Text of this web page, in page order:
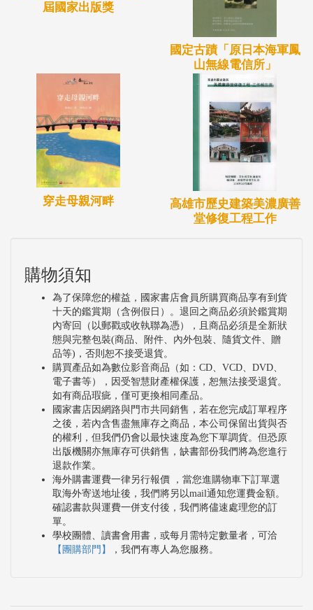
屆國家出版獎
國定古蹟「原日本海軍鳳
山無線電信所」
穿走母親河畔
高雄市歷史建築美濃廣善
堂修復工程工作
購物須知
為了保障您的權益，國家書店會員所購買商品享有到貨
十天的鑑賞期（含例假日）。退回之商品必須於鑑賞期
內寄回（以郵戳或收執聯為憑），且商品必須是全新狀
態與完整包裝(商品、附件、內外包裝、隨貨文件、贈
品等)，否則恕不接受退貨。
購買產品如為數位影音商品（如：CD、VCD、DVD、
電子書等），因受智慧財產權保護，恕無法接受退貨。
如有商品瑕疵，僅可更換相同產品。
國家書店因網路與門市共同銷售，若在您完成訂單程序
之後，若內含售盡無庫存之商品，本公司保留出貨與否
的權利，但我們仍會以最快速度為您下單調貨。但恐原
出版機關亦無庫存可供銷售，缺書部份我們將為您進行
退款作業。
海外購書運費一律另行報價 ，當您進購物車下訂單選
取海外寄送地址後，我們將另以mail通知您運費金額。
確認書款與運費一併支付後，我們將儘速處理您的訂
單。
學校團體、讀書會用書，或每月需特定數量者，可洽
【團購部門】
，我們有專人為您服務。